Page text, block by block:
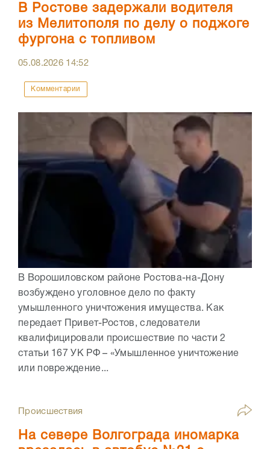
В Ростове задержали водителя
из Мелитополя по делу о поджоге
фургона с топливом
05.08.2026 14:52
Комментарии
В Ворошиловском районе Ростова-на-Дону
возбуждено уголовное дело по факту
умышленного уничтожения имущества. Как
передает Привет-Ростов, следователи
квалифицировали происшествие по части 2
статьи 167 УК РФ – «Умышленное уничтожение
или повреждение...
Происшествия
На севере Волгограда иномарка